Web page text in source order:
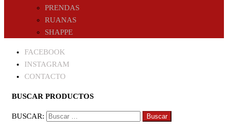
PRENDAS
RUANAS
SHAPPE
FACEBOOK
INSTAGRAM
CONTACTO
BUSCAR PRODUCTOS
BUSCAR: